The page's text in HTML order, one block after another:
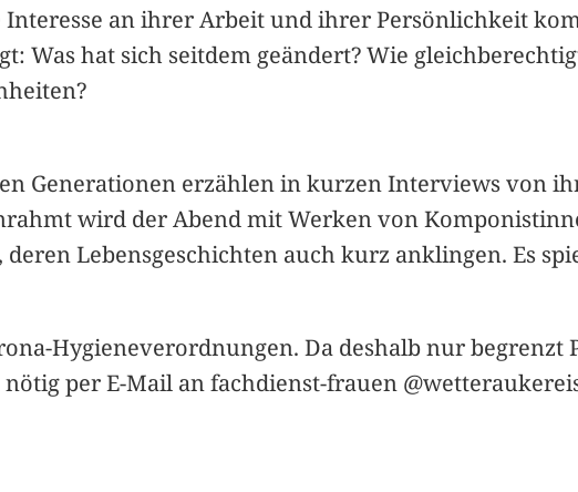
an ihrer Arbeit und ihrer Persönlichkeit
Was hat sich seitdem geändert? Wie
Generationen erzählen in kurzen Interviews von
wird der Abend mit Werken von
Lebensgeschichten auch kurz anklingen. Es
Hygieneverordnungen. Da deshalb nur begrenzt
per E-Mail an fachdienst-frauen